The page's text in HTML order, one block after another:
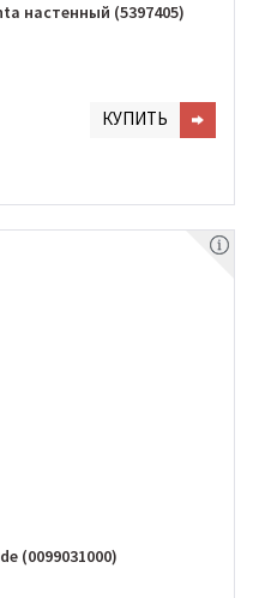
настенный (5397405)
КУПИТЬ
(0099031000)